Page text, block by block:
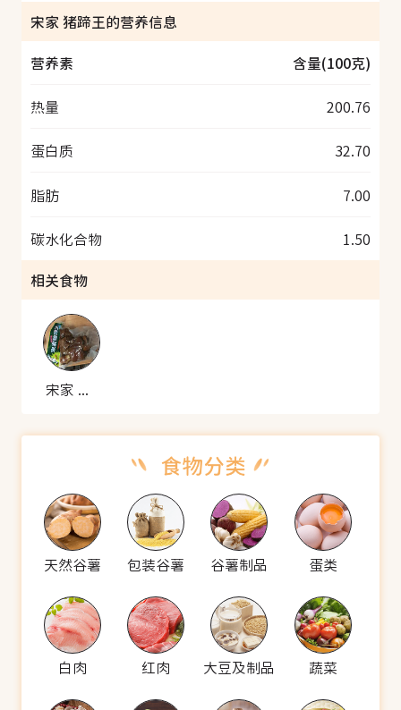
宋家 猪蹄王的营养信息
营养素
含量(100克)
热量 200.76
蛋白质 32.70
脂肪 7.00
碳水化合物
1.50
相关食物
宋家 猪蹄王
天然谷薯 包装谷薯 谷薯制品 蛋类
白肉 红肉 大豆及制品 蔬菜